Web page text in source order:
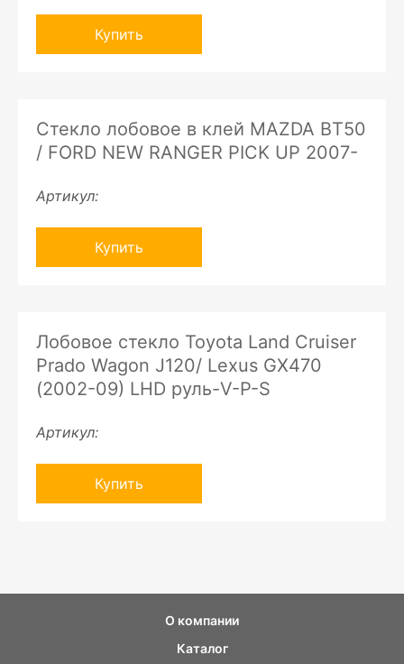
Купить
Стекло лобовое в клей MAZDA BT50
/ FORD NEW RANGER PICK UP 2007-
Артикул:
Купить
Лобовое стекло Toyota Land Cruiser
Prado Wagon J120/ Lexus GX470
(2002-09) LHD руль-V-P-S
Артикул:
Купить
О компании
Каталог